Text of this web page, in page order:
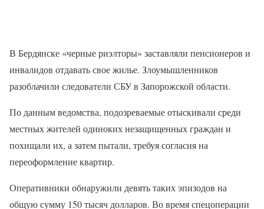
В Бердянске «черные риэлторы» заставляли пенсионеров и
инвалидов отдавать свое жилье. Злоумышленников
разоблачили следователи СБУ в Запорожской области.
По данным ведомства, подозреваемые отыскивали среди
местных жителей одиноких незащищенных граждан и
похищали их, а затем пытали, требуя согласия на
переоформление квартир.
Оперативники обнаружили девять таких эпизодов на
общую сумму 150 тысяч долларов. Во время спецоперации